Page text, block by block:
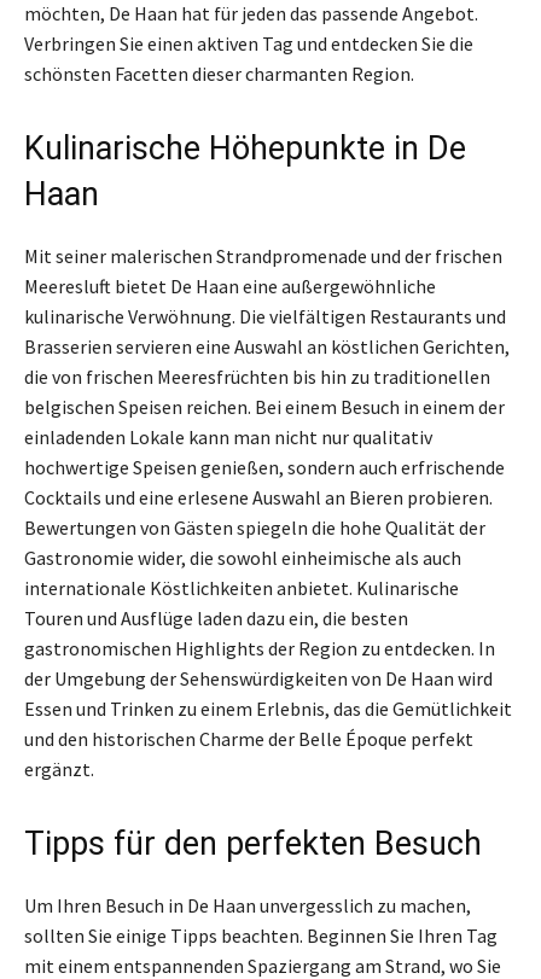
möchten, De Haan hat für jeden das passende Angebot.
Verbringen Sie einen aktiven Tag und entdecken Sie die
schönsten Facetten dieser charmanten Region.
Kulinarische Höhepunkte in De
Haan
Mit seiner malerischen Strandpromenade und der frischen
Meeresluft bietet De Haan eine außergewöhnliche
kulinarische Verwöhnung. Die vielfältigen Restaurants und
Brasserien servieren eine Auswahl an köstlichen Gerichten,
die von frischen Meeresfrüchten bis hin zu traditionellen
belgischen Speisen reichen. Bei einem Besuch in einem der
einladenden Lokale kann man nicht nur qualitativ
hochwertige Speisen genießen, sondern auch erfrischende
Cocktails und eine erlesene Auswahl an Bieren probieren.
Bewertungen von Gästen spiegeln die hohe Qualität der
Gastronomie wider, die sowohl einheimische als auch
internationale Köstlichkeiten anbietet. Kulinarische
Touren und Ausflüge laden dazu ein, die besten
gastronomischen Highlights der Region zu entdecken. In
der Umgebung der Sehenswürdigkeiten von De Haan wird
Essen und Trinken zu einem Erlebnis, das die Gemütlichkeit
und den historischen Charme der Belle Époque perfekt
ergänzt.
Tipps für den perfekten Besuch
Um Ihren Besuch in De Haan unvergesslich zu machen,
sollten Sie einige Tipps beachten. Beginnen Sie Ihren Tag
mit einem entspannenden Spaziergang am Strand, wo Sie